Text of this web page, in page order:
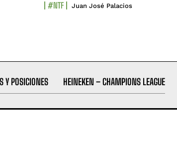
#NTF Juan José Palacios
Y POSICIONES HEINEKEN – CHAMPIONS LEAGUE